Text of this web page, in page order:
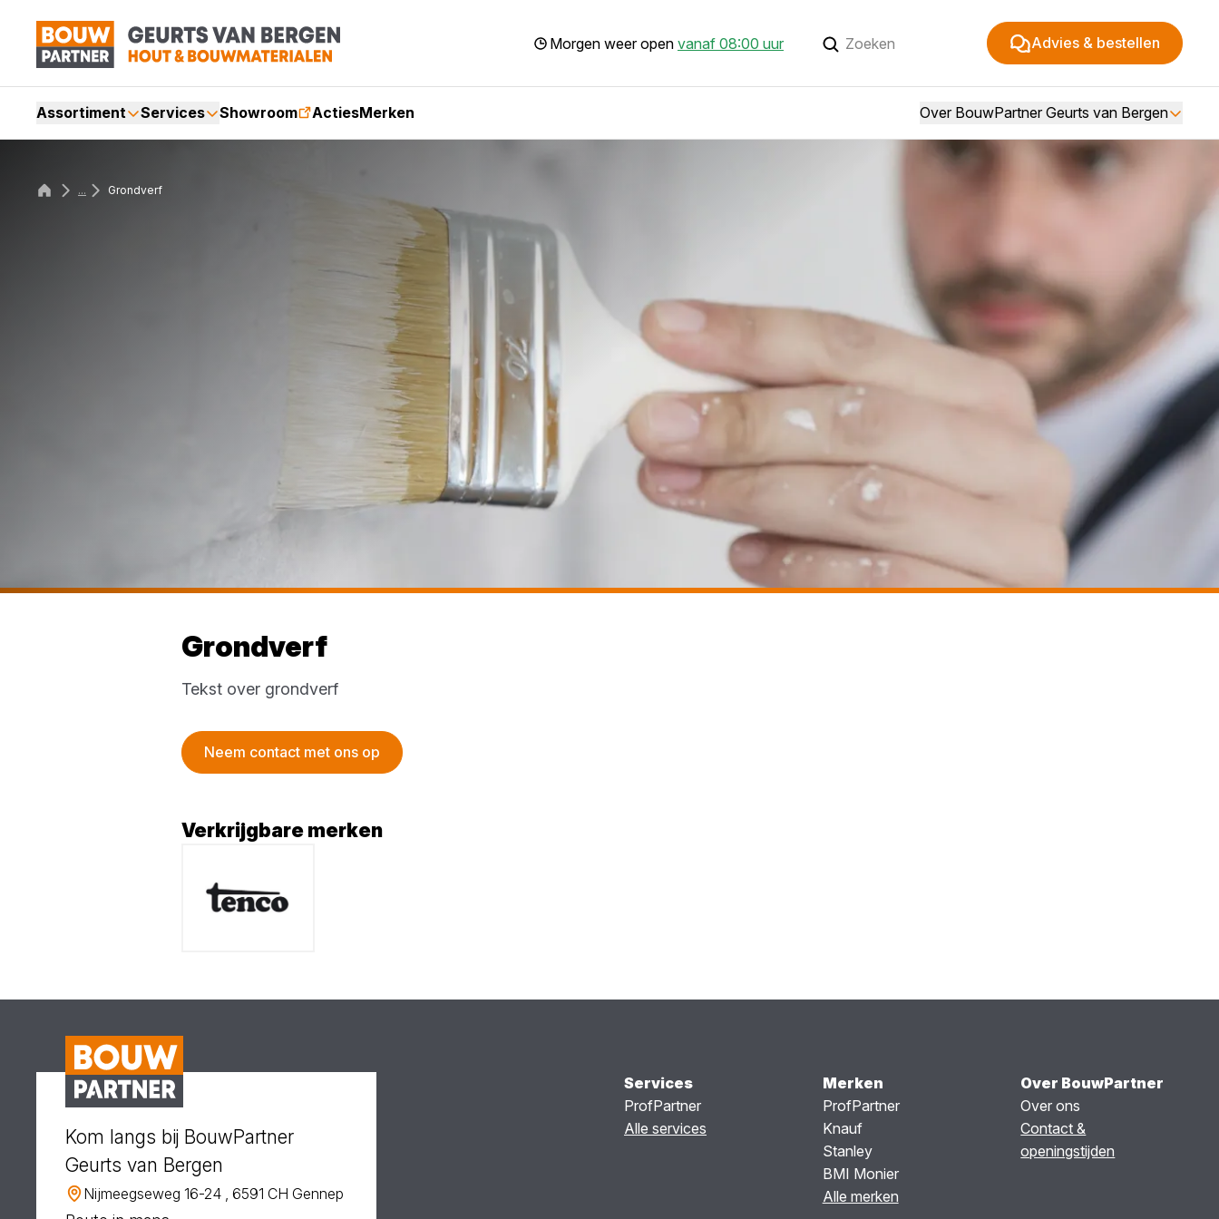
Morgen weer open vanaf 08:00 uur Advies & bestellen
Assortiment Services Showroom ActiesMerken Over BouwPartner Geurts van Bergen
... Grondverf
Grondverf
Tekst over grondverf
Neem contact met ons op
Verkrijgbare merken
Kom langs bij BouwPartner
Geurts van Bergen
Nijmeegseweg 16-24 , 6591 CH Gennep
Services
ProfPartner
Alle services
Merken
ProfPartner
Knauf
Stanley
BMI Monier
Alle merken
Over BouwPartner
Over ons
Contact &
openingstijden